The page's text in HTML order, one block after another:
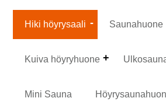
Hiki höyrysaali Saunahuone
Kuiva höyryhuone
Mini Sauna